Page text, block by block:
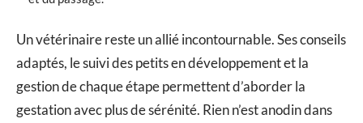
Un vétérinaire reste un allié incontournable. Ses conseils
adaptés, le suivi des petits en développement et la
gestion de chaque étape permettent d’aborder la
gestation avec plus de sérénité. Rien n’est anodin dans